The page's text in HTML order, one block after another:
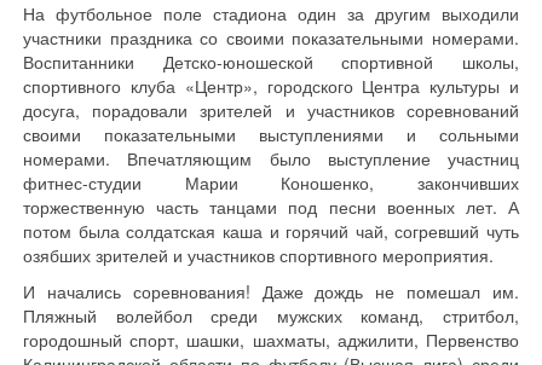
На футбольное поле стадиона один за другим выходили
участники праздника со своими показательными номерами.
Воспитанники Детско-юношеской спортивной школы,
спортивного клуба «Центр», городского Центра культуры и
досуга, порадовали зрителей и участников соревнований
своими показательными выступлениями и сольными
номерами. Впечатляющим было выступление участниц
фитнес-студии Марии Коношенко, закончивших
торжественную часть танцами под песни военных лет. А
потом была солдатская каша и горячий чай, согревший чуть
озябших зрителей и участников спортивного мероприятия.
И начались соревнования! Даже дождь не помешал им.
Пляжный волейбол среди мужских команд, стритбол,
городошный спорт, шашки, шахматы, аджилити, Первенство